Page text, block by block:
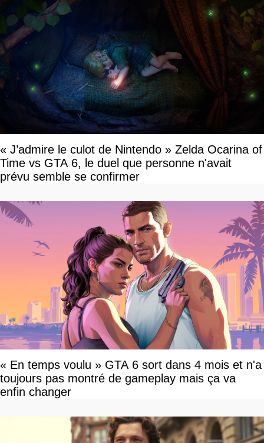
« J’admire le culot de Nintendo » Zelda Ocarina of
Time vs GTA 6, le duel que personne n'avait
prévu semble se confirmer
« En temps voulu » GTA 6 sort dans 4 mois et n'a
toujours pas montré de gameplay mais ça va
enfin changer